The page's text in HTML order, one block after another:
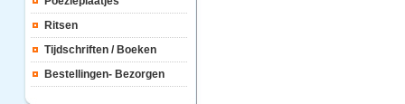
Ritsen
Tijdschriften / Boeken
Bestellingen- Bezorgen